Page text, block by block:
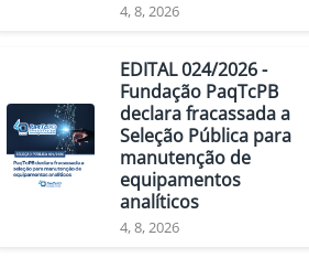
4, 8, 2026
EDITAL 024/2026 -
Fundação PaqTcPB
declara fracassada a
Seleção Pública para
manutenção de
equipamentos
analíticos
4, 8, 2026